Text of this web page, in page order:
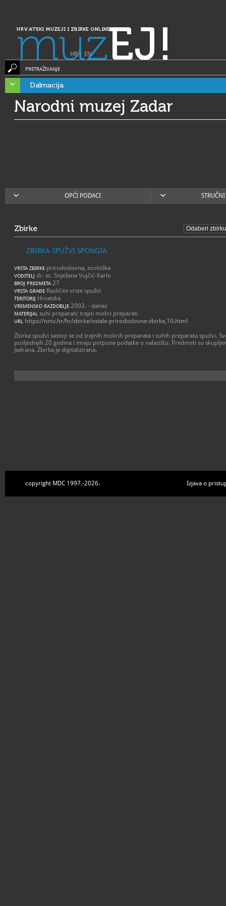
HRVATSKI MUZEJI I ZBIRKE ONLINE
muzEJ!
HR| EN
PRETRAŽIVANJE
Dalmacija
Narodni muzej Zadar
OPĆI PODACI
Zbirke
ZBIRKA SPUŽVI SPONGIA
VRSTA ZBIRKE prirodoslovna, zoološka
VODITELJ dr. sc. Snježana Vujčić-Karlo
BROJ PREDMETA 27
VRSTA GRAĐE Različite vrste spužvi
TERITORIJ Hrvatska
VREMENSKO RAZDOBLJE 2003. - danas
MATERIJAL suhi preparati; trajni mokri preparati
URL https://nmz.hr/hr/zbirke/ostale-prirodoslovne-zbirke,10.html
Zbirka spužvi sastoji se od trajnih mokrih preparata i suhih preparata spužvi.
posljednjih 20 godina i imaju potpune podatke o nalazištu. Predmeti su
Jadrana. Zbirka je digitalizirana.
copyright MDC 1997.-2026. Izjava o